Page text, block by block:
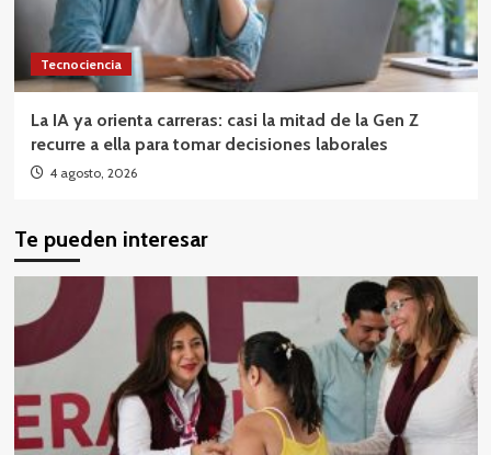
Tecnociencia
La IA ya orienta carreras: casi la mitad de la Gen Z
recurre a ella para tomar decisiones laborales
4 agosto, 2026
Te pueden interesar